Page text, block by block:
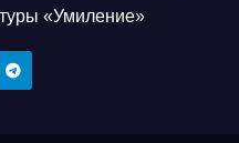
«Умиление»